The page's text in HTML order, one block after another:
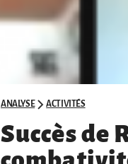
ANALYSE ACTIVITÉS
Succès de